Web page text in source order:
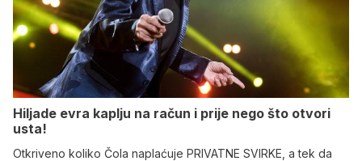
Hiljade evra kaplju na račun i prije nego što otvori
usta!
Otkriveno koliko Čola naplaćuje PRIVATNE SVIRKE, a tek da